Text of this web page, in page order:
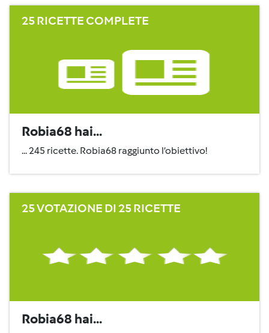
25 RICETTE COMPLETE
Robia68 hai...
... 245 ricette. Robia68 raggiunto l’obiettivo!
25 VOTAZIONE DI 25 RICETTE
Robia68 hai...